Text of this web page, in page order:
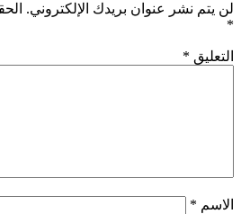
لن يتم نشر عنوان بريدك الإلكتروني.
*
التعليق *
الاسم *